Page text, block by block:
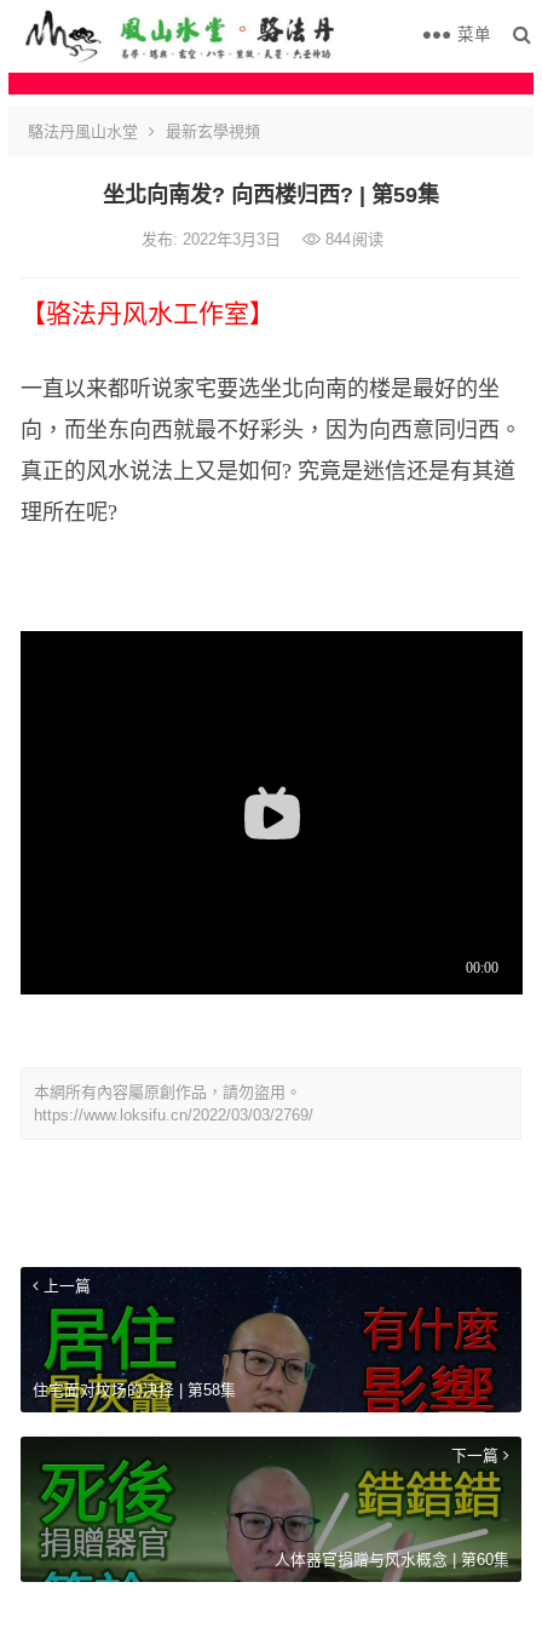
菜单
駱法丹風山水堂 最新玄學視頻
坐北向南发? 向西楼归西? | 第59集
发布: 2022年3月3日 844阅读
【骆法丹风水工作室】
一直以来都听说家宅要选坐北向南的楼是最好的坐
向，而坐东向西就最不好彩头，因为向西意同归西。
真正的风水说法上又是如何? 究竟是迷信还是有其道
理所在呢?
本網所有內容屬原創作品，請勿盜用。
https://www.loksifu.cn/2022/03/03/2769/
上一篇
住宅面对坟场的决择 | 第58集
下一篇
人体器官捐赠与风水概念 | 第60集